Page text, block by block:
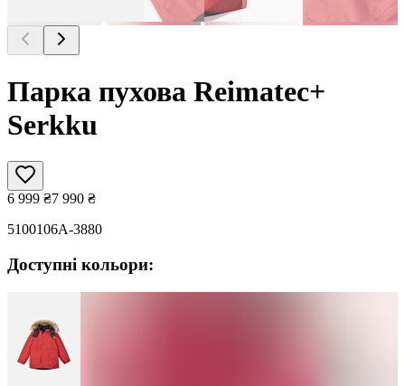
Парка пухова Reimatec+
Serkku
6 999 ₴7 990 ₴
5100106A-3880
Доступні кольори: